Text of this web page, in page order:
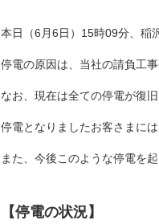
本日（6月6日）15時09分、稲
停電の原因は、当社の請負工
なお、現在は全ての停電が復旧
停電となりましたお客さまに
また、今後このような停電を
【停電の状況】